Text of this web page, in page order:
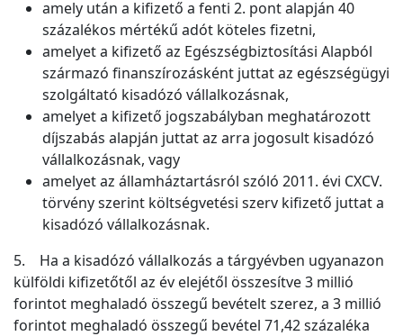
amely után a kifizető a fenti 2. pont alapján 40
százalékos mértékű adót köteles fizetni,
amelyet a kifizető az Egészségbiztosítási Alapból
származó finanszírozásként juttat az egészségügyi
szolgáltató kisadózó vállalkozásnak,
amelyet a kifizető jogszabályban meghatározott
díjszabás alapján juttat az arra jogosult kisadózó
vállalkozásnak, vagy
amelyet az államháztartásról szóló 2011. évi CXCV.
törvény szerint költségvetési szerv kifizető juttat a
kisadózó vállalkozásnak.
5. Ha a kisadózó vállalkozás a tárgyévben ugyanazon
külföldi kifizetőtől az év elejétől összesítve 3 millió
forintot meghaladó összegű bevételt szerez, a 3 millió
forintot meghaladó összegű bevétel 71,42 százaléka